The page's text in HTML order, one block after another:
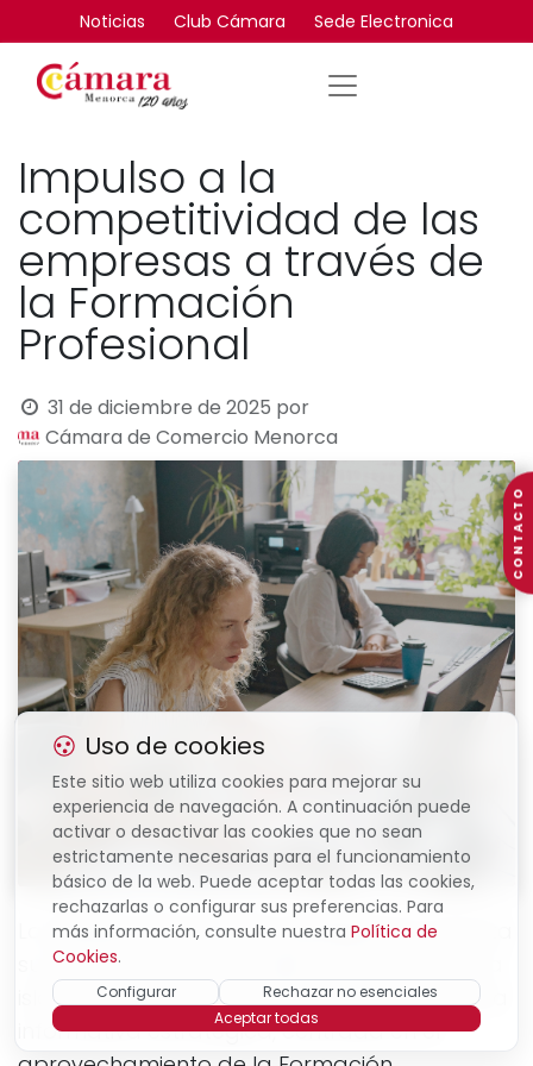
Noticias Club Cámara Sede Electronica
Impulso a la
competitividad de las
empresas a través de
la Formación
Profesional
31 de diciembre de 2025 por
Cámara de Comercio Menorca
Cámara de Comercio de Menorca refuerza
su compromiso con el tejido productivo de la
isla mediante la organización de una jornada
informativa estratégica, centrada en el
Uso de cookies
Este sitio web utiliza cookies para mejorar su
experiencia de navegación. A continuación puede
activar o desactivar las cookies que no sean
estrictamente necesarias para el funcionamiento
básico de la web. Puede aceptar todas las cookies,
rechazarlas o configurar sus preferencias. Para
más información, consulte nuestra Política de
Cookies.
Configurar
Rechazar no esenciales
Aceptar todas
CONTACTO